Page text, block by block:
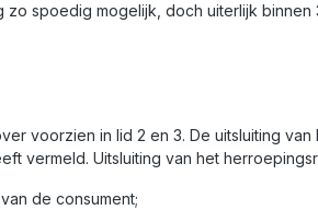
spoedig mogelijk, doch uiterlijk
voorzien in lid 2 en 3. De uitsluiting
vermeld. Uitsluiting van het
de consument;